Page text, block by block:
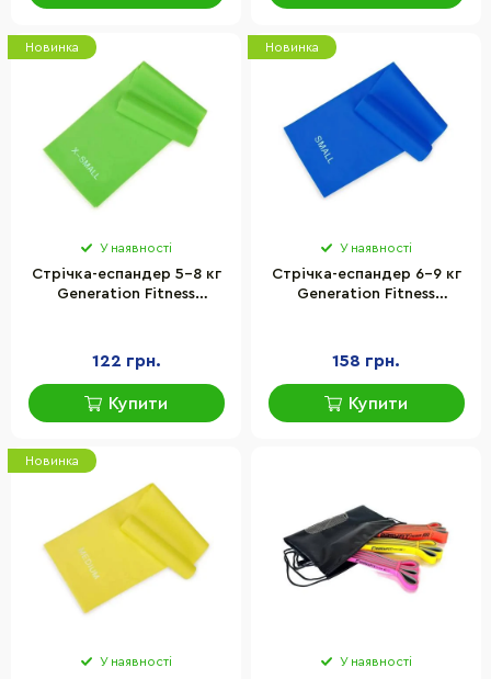
Новинка
У наявності
Стрічка-еспандер 5-8 кг
Generation Fitness
122 грн.
Купити
Новинка
У наявності
Стрічка-еспандер 6-9 кг
Generation Fitness
158 грн.
Купити
Новинка
У наявності У наявності